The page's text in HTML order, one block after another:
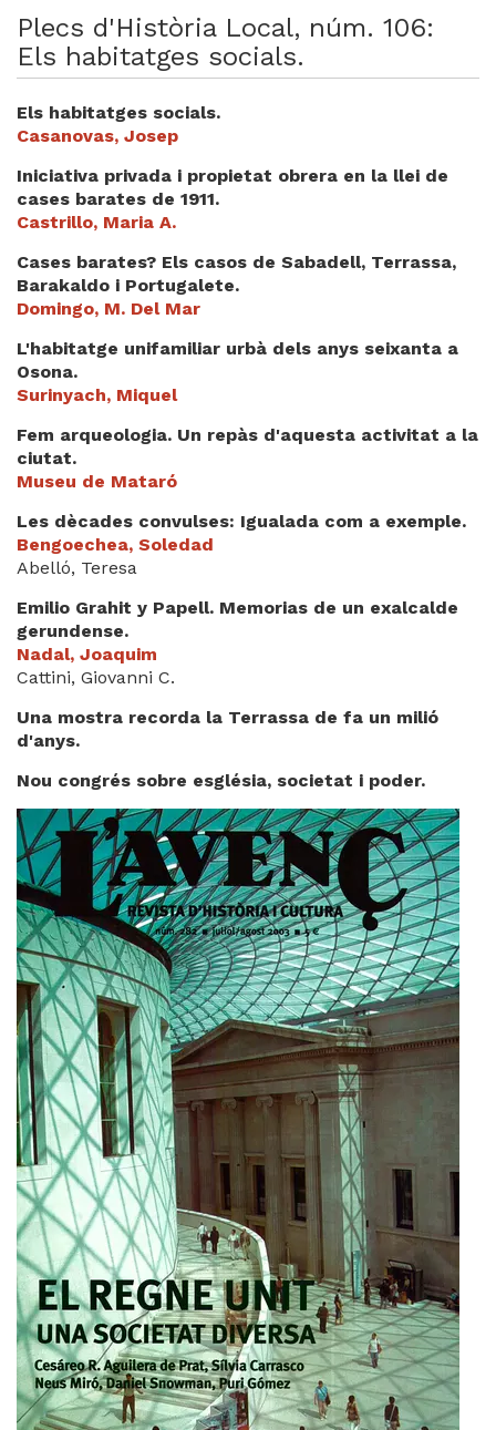
Plecs d'Història Local, núm. 106:
Els habitatges socials.
Els habitatges socials.
Casanovas, Josep
Iniciativa privada i propietat obrera en la llei de
cases barates de 1911.
Castrillo, Maria A.
Cases barates? Els casos de Sabadell, Terrassa,
Barakaldo i Portugalete.
Domingo, M. Del Mar
L'habitatge unifamiliar urbà dels anys seixanta a
Osona.
Surinyach, Miquel
Fem arqueologia. Un repàs d'aquesta activitat a la
ciutat.
Museu de Mataró
Les dècades convulses: Igualada com a exemple.
Bengoechea, Soledad
Abelló, Teresa
Emilio Grahit y Papell. Memorias de un exalcalde
gerundense.
Nadal, Joaquim
Cattini, Giovanni C.
Una mostra recorda la Terrassa de fa un milió
d'anys.
Nou congrés sobre església, societat i poder.